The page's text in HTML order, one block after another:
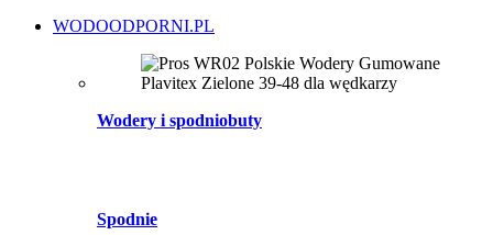
WODOODPORNI.PL
Wodery i spodniobuty
Spodnie